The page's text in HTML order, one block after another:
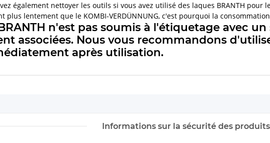
également nettoyer les outils si vous avez utilisé des laques BRANTH pour
plus lentement que le KOMBI-VERDÜNNUNG, c'est pourquoi la
n'est pas soumis à l'étiquetage avec
associées. Nous vous recommandons
après utilisation.
Informations sur la sécurité des produits